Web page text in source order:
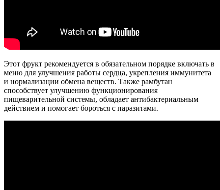
Этот фрукт рекомендуется в обязательном порядке включать в
меню для улучшения работы сердца, укрепления иммунитета
и нормализации обмена веществ. Также рамбутан
способствует улучшению функционирования
пищеварительной системы, обладает антибактериальным
действием и помогает бороться с паразитами.